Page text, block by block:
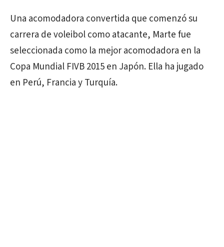
Una acomodadora convertida que comenzó su
carrera de voleibol como atacante, Marte fue
seleccionada como la mejor acomodadora en la
Copa Mundial FIVB 2015 en Japón. Ella ha jugado
en Perú, Francia y Turquía.